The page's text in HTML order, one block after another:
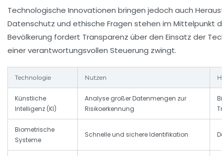
Technologische Innovationen bringen jedoch auch
Datenschutz und ethische Fragen stehen im Mittelpunkt
Bevölkerung fordert Transparenz über den Einsatz der
einer verantwortungsvollen Steuerung zwingt.
Technologie Nutzen
Künstliche
Intelligenz (KI)
Analyse großer Datenmengen zur
Risikoerkennung
Biometrische
Systeme
Schnelle und sichere Identifikation